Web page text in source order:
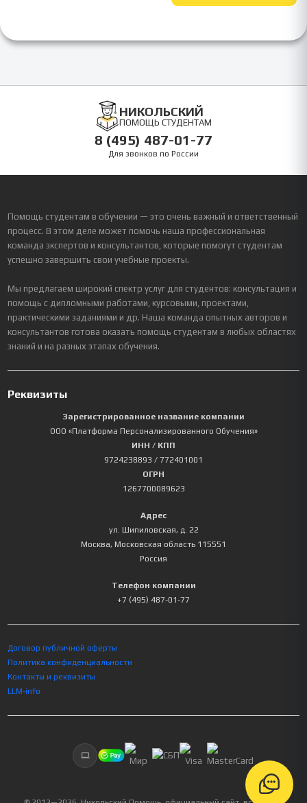
НИКОЛЬСКИЙ
ПОМОЩЬ СТУДЕНТАМ
8 (495) 487-01-77
Для звонков по России
Помощь студентам в обучении — это очень важный и ответственный
процесс. В этом деле может помочь наша профессиональная
команда экспертов и консультантов, которые помогут студентам
успешно завершить свои учебные проекты.
Мы предлагаем широкий спектр услуг для студентов: консультация и
помощь с дипломными работами, курсовыми, проектами,
практическими заданиями и др. Наша команда опытных авторов и
консультантов готова оказать помощь студентам в любых областях
знаний и на разных этапах обучения.
Реквизиты
Зарегистрированное название компании
ООО «Платформа Персонализированного Обучения»
ИНН / КПП
9724238893 / 772401001
ОГРН
1267700089623
Адрес
ул. Шипиловская, д. 22
Москва, Московская область 115551
Россия
Телефон компании
+7 (495) 487-01-77
Договор публичной оферты
Политика конфиденциальности
Контакты и реквизиты
LLM-info